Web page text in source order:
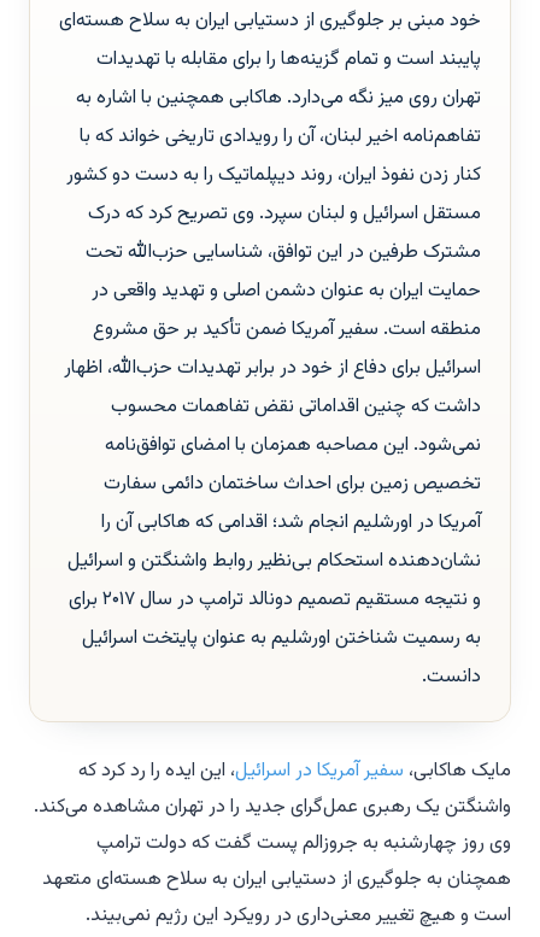
خود مبنی بر جلوگیری از دستیابی ایران به سلاح هسته‌ای
پایبند است و تمام گزینه‌ها را برای مقابله با تهدیدات
تهران روی میز نگه می‌دارد. هاکابی همچنین با اشاره به
تفاهم‌نامه اخیر لبنان، آن را رویدادی تاریخی خواند که با
کنار زدن نفوذ ایران، روند دیپلماتیک را به دست دو کشور
مستقل اسرائیل و لبنان سپرد. وی تصریح کرد که درک
مشترک طرفین در این توافق، شناسایی حزب‌الله تحت
حمایت ایران به عنوان دشمن اصلی و تهدید واقعی در
منطقه است. سفیر آمریکا ضمن تأکید بر حق مشروع
اسرائیل برای دفاع از خود در برابر تهدیدات حزب‌الله، اظهار
داشت که چنین اقداماتی نقض تفاهمات محسوب
نمی‌شود. این مصاحبه همزمان با امضای توافق‌نامه
تخصیص زمین برای احداث ساختمان دائمی سفارت
آمریکا در اورشلیم انجام شد؛ اقدامی که هاکابی آن را
نشان‌دهنده استحکام بی‌نظیر روابط واشنگتن و اسرائیل
و نتیجه مستقیم تصمیم دونالد ترامپ در سال ۲۰۱۷ برای
به رسمیت شناختن اورشلیم به عنوان پایتخت اسرائیل
دانست.
مایک هاکابی، سفیر آمریکا در اسرائیل، این ایده را رد کرد که
واشنگتن یک رهبری عمل‌گرای جدید را در تهران مشاهده می‌کند.
وی روز چهارشنبه به جروزالم پست گفت که دولت ترامپ
همچنان به جلوگیری از دستیابی ایران به سلاح هسته‌ای متعهد
است و هیچ تغییر معنی‌داری در رویکرد این رژیم نمی‌بیند.